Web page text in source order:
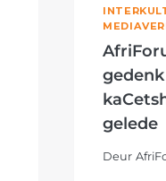
gelede
Deur